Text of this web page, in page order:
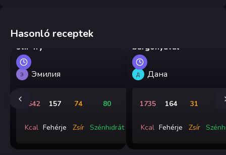
Hasonló receptek
Kínai csirkés-padlizsános
stir-fry
Э Эмилия
1642
Kcal
157
Fehérje
74
Zsír
80
Szénhidrát
burgonyával
Д Дана
1735
Kcal
164
Fehérje
31
Zsír